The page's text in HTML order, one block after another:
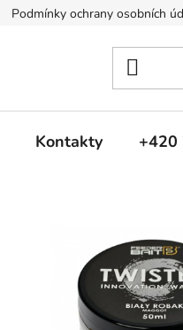
Podmínky ochrany osobních
Kontakty +420